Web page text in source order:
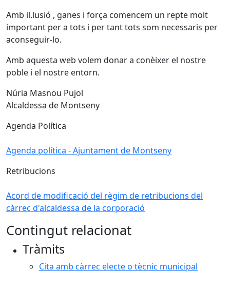
Amb il.lusió , ganes i força comencem un repte molt
important per a tots i per tant tots som necessaris per
aconseguir-lo.
Amb aquesta web volem donar a conèixer el nostre
poble i el nostre entorn.
Núria Masnou Pujol
Alcaldessa de Montseny
Agenda Política
Agenda política - Ajuntament de Montseny
Retribucions
Acord de modificació del règim de retribucions del
càrrec d'alcaldessa de la corporació
Contingut relacionat
Tràmits
Cita amb càrrec electe o tècnic municipal